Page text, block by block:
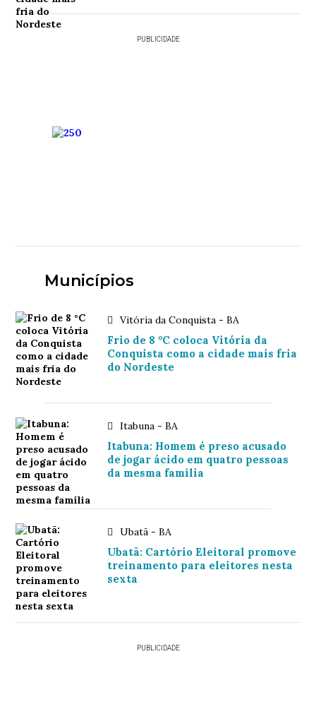
PUBLICIDADE
Municípios
Vitória da Conquista - BA
Frio de 8 °C coloca Vitória da
Conquista como a cidade mais fria
do Nordeste
Itabuna - BA
Itabuna: Homem é preso acusado
de jogar ácido em quatro pessoas
da mesma família
Ubatã - BA
Ubatã: Cartório Eleitoral promove
treinamento para eleitores nesta
sexta
PUBLICIDADE